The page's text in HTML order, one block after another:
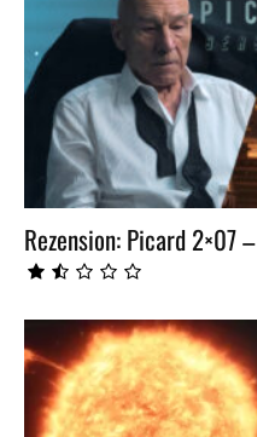
Rezension: Picard 2×07